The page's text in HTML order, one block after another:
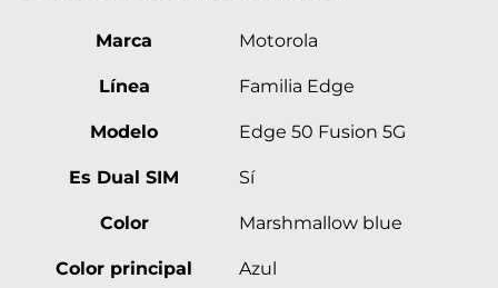
Marca Motorola
Línea Familia Edge
Modelo Edge 50 Fusion 5G
Es Dual SIM Sí
Color Marshmallow blue
Color principal Azul